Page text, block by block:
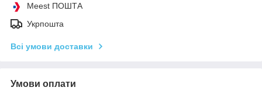
Meest ПОШТА
Укрпошта
Всі умови доставки
Умови оплати